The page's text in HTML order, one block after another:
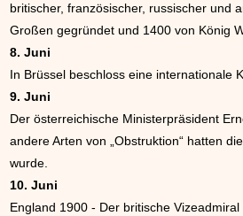
britischer, französischer, russischer und
Großen gegründet und 1400 von König
8. Juni
In Brüssel beschloss eine internationale
9. Juni
Der österreichische Ministerpräsident
andere Arten von „Obstruktion“ hatten
wurde.
10. Juni
England 1900 - Der britische